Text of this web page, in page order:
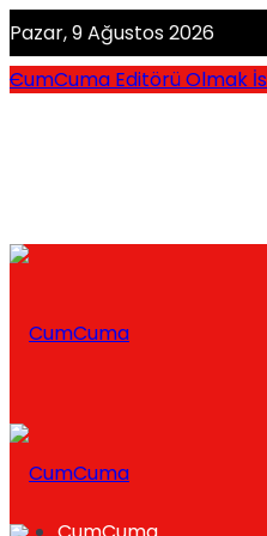
Pazar, 9 Ağustos 2026
CumCuma Editörü Olmak